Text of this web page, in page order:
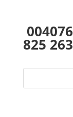
825 263